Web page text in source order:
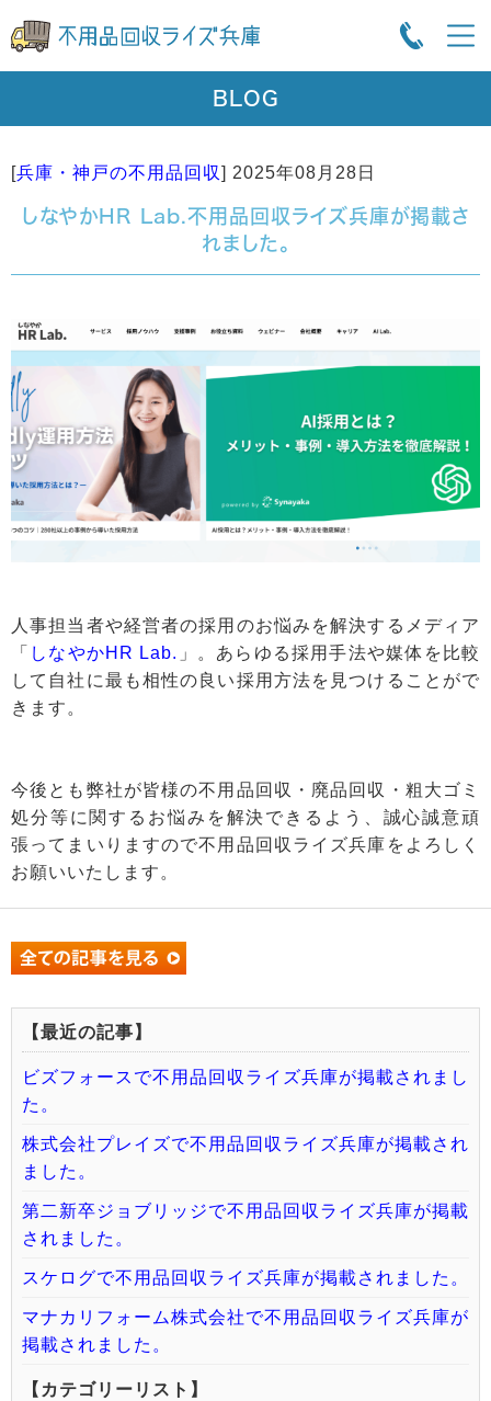
BLOG
[兵庫・神戸の不用品回収] 2025年08月28日
しなやかHR Lab.不用品回収ライズ兵庫が掲載さ
れました。
人事担当者や経営者の採用のお悩みを解決するメディア
「 しなやかHR Lab. 」。あらゆる採用手法や媒体を比較
して自社に最も相性の良い採用方法を見つけることがで
きます。
今後とも弊社が皆様の不用品回収・廃品回収・粗大ゴミ
処分等に関するお悩みを解決できるよう、誠心誠意頑
張ってまいりますので不用品回収ライズ兵庫をよろしく
お願いいたします。
【最近の記事】
ビズフォースで不用品回収ライズ兵庫が掲載されまし
た。
株式会社プレイズで不用品回収ライズ兵庫が掲載され
ました。
第二新卒ジョブリッジで不用品回収ライズ兵庫が掲載
されました。
スケログで不用品回収ライズ兵庫が掲載されました。
マナカリフォーム株式会社で不用品回収ライズ兵庫が
掲載されました。
【カテゴリーリスト】